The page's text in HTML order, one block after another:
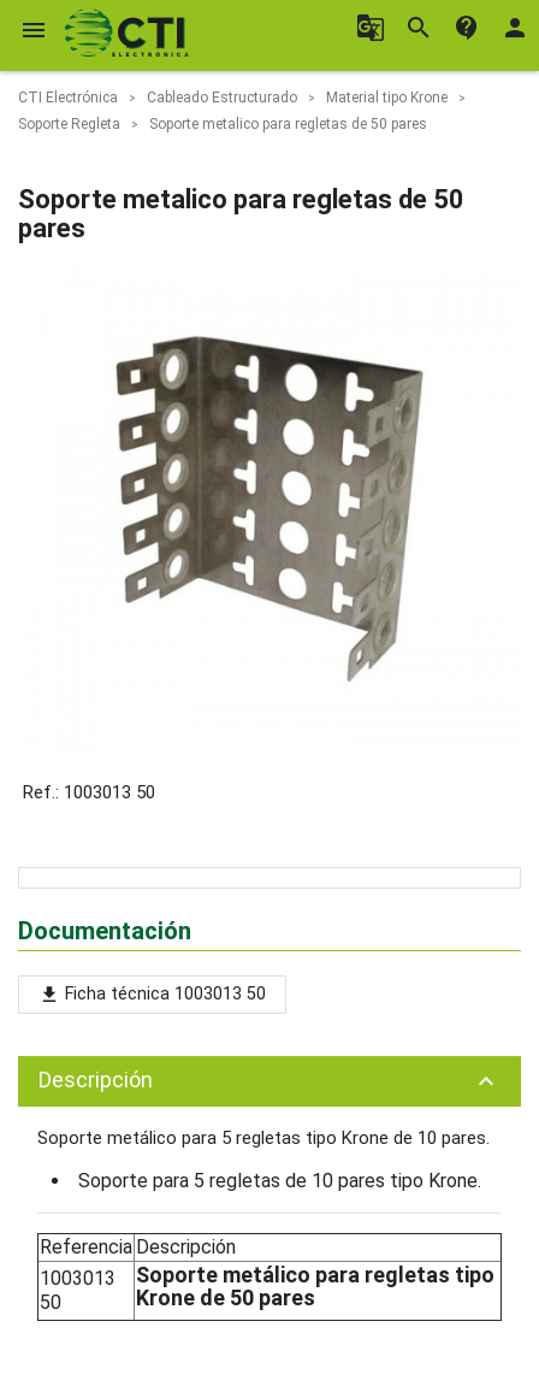
 g_translate search contact_support person
CTI Electrónica Cableado Estructurado
Material tipo Krone
Soporte Regleta
Soporte metalico para regletas de 50 pares
Soporte metalico para regletas de 50
pares
Ref.: 1003013 50
Documentación
file_download Ficha técnica 1003013 50
Descripción keyboard_arrow_up
Soporte metálico para 5 regletas tipo Krone de 10 pares.
Soporte para 5 regletas de 10 pares tipo Krone.
Referencia Descripción
1003013
50
Soporte metálico para regletas tipo
Krone de 50 pares